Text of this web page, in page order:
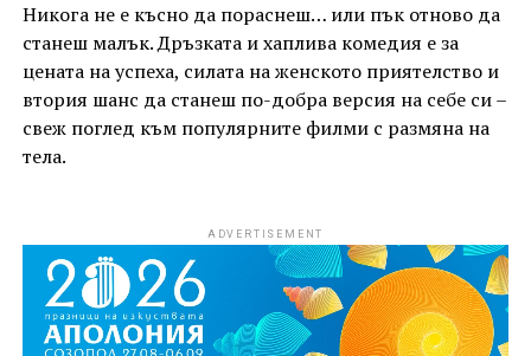
Никога не е късно да пораснеш… или пък отново да
станеш малък. Дръзката и хаплива комедия е за
цената на успеха, силата на женското приятелство и
втория шанс да станеш по-добра версия на себе си –
свеж поглед към популярните филми с размяна на
тела.
ADVERTISEMENT